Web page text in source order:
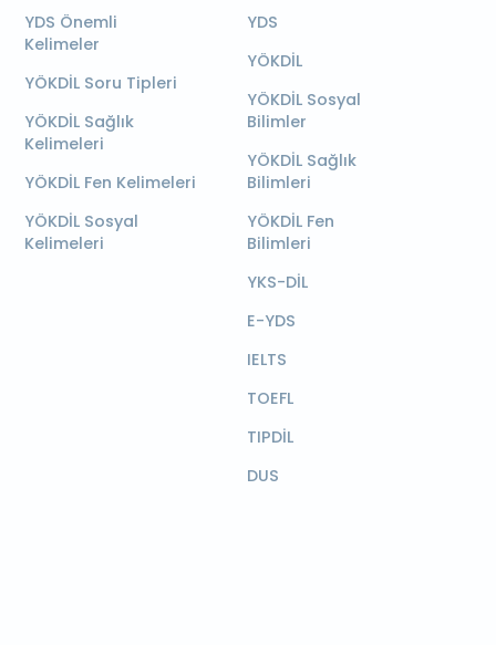
YDS Önemli
Kelimeler
YÖKDİL Soru Tipleri
YÖKDİL Sağlık
Kelimeleri
YÖKDİL Fen Kelimeleri
YÖKDİL Sosyal
Kelimeleri
YDS
YÖKDİL
YÖKDİL Sosyal
Bilimler
YÖKDİL Sağlık
Bilimleri
YÖKDİL Fen
Bilimleri
YKS-DİL
E-YDS
IELTS
TOEFL
TIPDİL
DUS